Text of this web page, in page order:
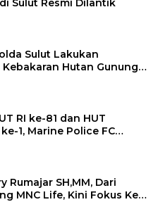
Sulut Resmi Dilantik
Sulut Lakukan
Hutan Gunung
RI ke-81 dan HUT
1, Marine Police FC
Rumajar SH,MM, Dari
MNC Life, Kini Fokus Ke